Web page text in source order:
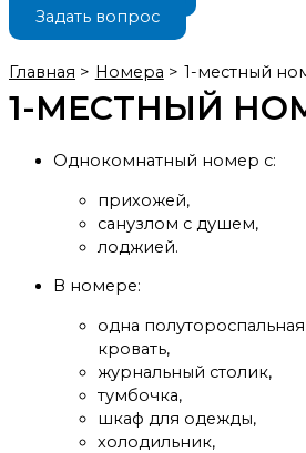
Задать вопрос
Главная Номера 1-местный
1-МЕСТНЫЙ
Однокомнатный номер с:
прихожей,
санузлом с душем,
лоджией.
В номере:
одна
кровать,
журнальный столик,
тумбочка,
шкаф для одежды,
холодильник,